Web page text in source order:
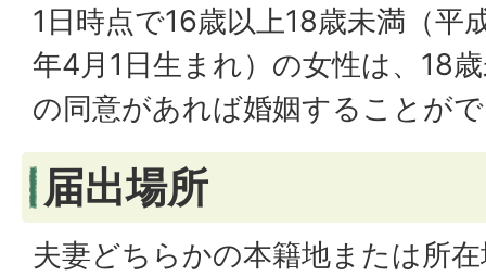
1日時点で16歳以上18歳未満（平
年4月1日生まれ）の女性は、18
の同意があれば婚姻することが
届出場所
夫妻どちらかの本籍地または所